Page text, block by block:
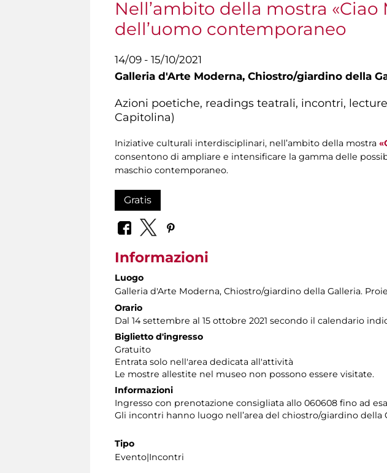
Nell’ambito della mostra
dell’uomo contemporaneo
14/09 - 15/10/2021
Galleria d'Arte Moderna, Chiostro/giardino della
Azioni poetiche, readings teatrali, incontri,
Capitolina)
Iniziative culturali interdisciplinari, nell’ambito della mostra
consentono di ampliare e intensificare la gamma delle
maschio contemporaneo.
Gratis
Informazioni
Luogo
Galleria d'Arte Moderna, Chiostro/giardino della Galleria.
Orario
Dal 14 settembre al 15 ottobre 2021 secondo il calendario
Biglietto d'ingresso
Gratuito
Entrata solo nell'area dedicata all'attività
Le mostre allestite nel museo non possono essere visitate.
Informazioni
Ingresso con prenotazione consigliata allo 060608 fino ad
Gli incontri hanno luogo nellʼarea del chiostro/giardino della
Tipo
Evento|Incontri